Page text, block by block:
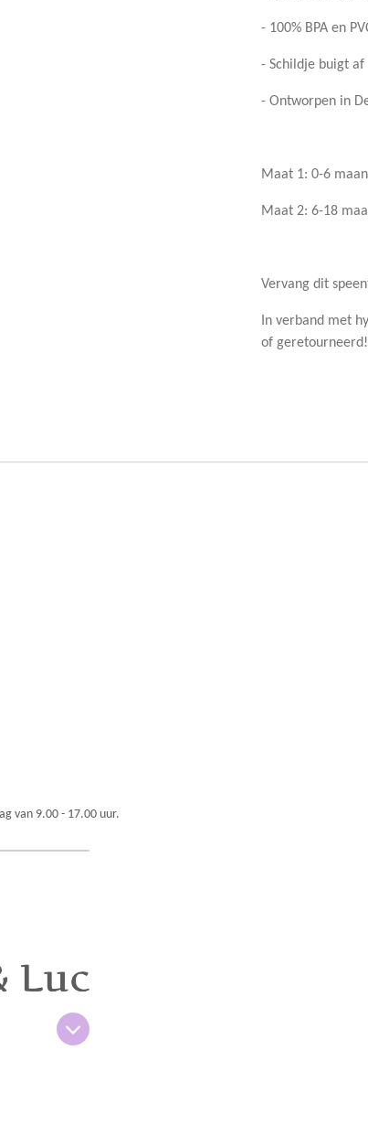
- 100% BPA en
- Schildje buigt
- Ontworpen in
Maat 1: 0-6
Maat 2: 6-18
Vervang dit
In verband met
of geretourneerd!
van 9.00 - 17.00 uur.